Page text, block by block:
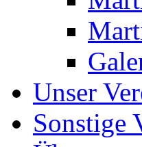
Unser
Sonstige